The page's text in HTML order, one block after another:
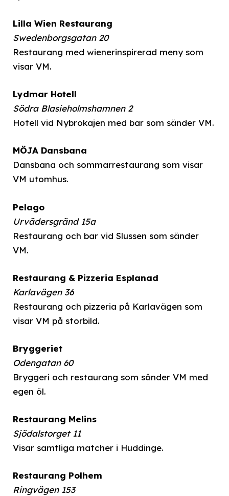
Lilla Wien Restaurang
Swedenborgsgatan 20
Restaurang med wienerinspirerad meny som
visar VM.
Lydmar Hotell
Södra Blasieholmshamnen 2
Hotell vid Nybrokajen med bar som sänder VM.
MÖJA Dansbana
Dansbana och sommarrestaurang som visar
VM utomhus.
Pelago
Urvädersgränd 15a
Restaurang och bar vid Slussen som sänder
VM.
Restaurang & Pizzeria Esplanad
Karlavägen 36
Restaurang och pizzeria på Karlavägen som
visar VM på storbild.
Bryggeriet
Odengatan 60
Bryggeri och restaurang som sänder VM med
egen öl.
Restaurang Melins
Sjödalstorget 11
Visar samtliga matcher i Huddinge.
Restaurang Polhem
Ringvägen 153